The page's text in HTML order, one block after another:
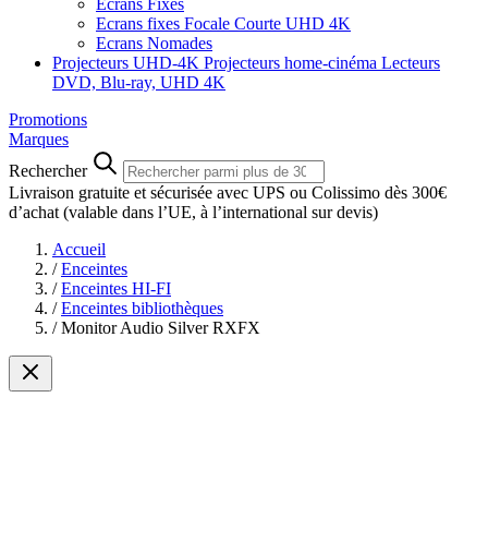
Ecrans Fixes
Ecrans fixes Focale Courte UHD 4K
Ecrans Nomades
Projecteurs UHD-4K Projecteurs home-cinéma Lecteurs
DVD, Blu-ray, UHD 4K
Promotions
Marques
Rechercher
Livraison gratuite et sécurisée avec UPS ou Colissimo dès 300€
d’achat (valable dans l’UE, à l’international sur devis)
Accueil
/ Enceintes
/ Enceintes HI-FI
/ Enceintes bibliothèques
/ Monitor Audio Silver RXFX